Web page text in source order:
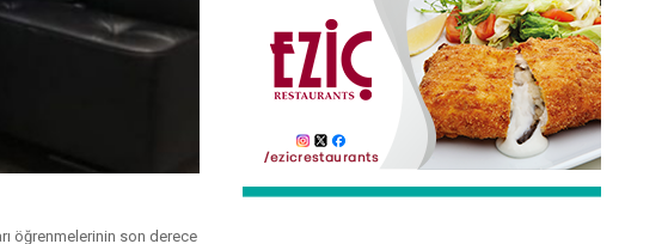
öğrenmelerinin son derece